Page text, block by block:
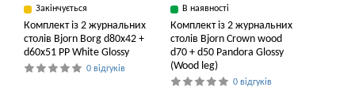
Закінчується
Комплект із 2 журнальних
столів Bjorn Borg d80х42 +
d60х51 PP White Glossy
0 відгуків
В наявності
Комплект із 2 журнальних
столів Bjorn Crown wood
d70 + d50 Pandora Glossy
(Wood leg)
0 відгуків